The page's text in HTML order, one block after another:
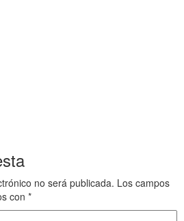
no será publicada. Los campos
con *